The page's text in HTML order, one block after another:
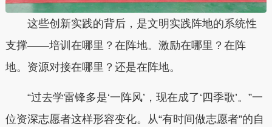
这些创新实践的背后，是文明实践阵地的系统性
支撑——培训在哪里？在阵地。激励在哪里？在阵
地。资源对接在哪里？还是在阵地。
“过去学雷锋多是‘一阵风’，现在成了‘四季歌’。”一
位资深志愿者这样形容变化。从“有时间做志愿者”的自